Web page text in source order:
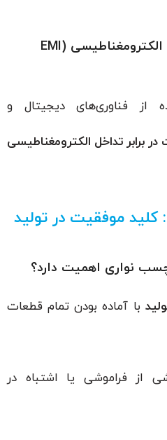
4. محافظت در برابر تداخل الکترومغناطیسی (EMI
از فناوری‌های دیجیتال و
برابر تداخل الکترومغناطیسی
موفقیت در تولید
نواری اهمیت دارد؟
با آماده بودن تمام قطعات
از فراموشی یا اشتباه در